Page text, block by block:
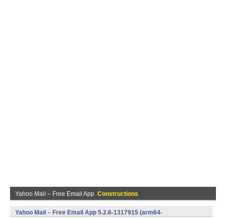
Yahoo Mail – Free Email App Constructions
Yahoo Mail – Free Email App 5.2.6-1317915 (arm64-